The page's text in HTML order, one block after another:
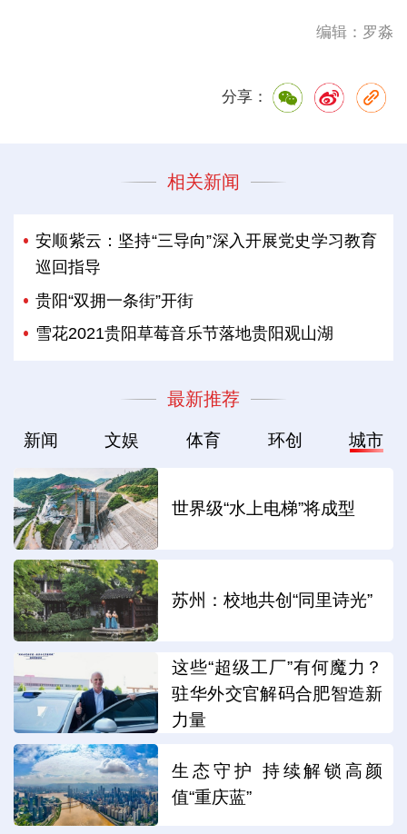
编辑：罗淼
分享：
相关新闻
安顺紫云：坚持“三导向”深入开展党史学习教育
巡回指导
贵阳“双拥一条街”开街
雪花2021贵阳草莓音乐节落地贵阳观山湖
最新推荐
新闻 文娱 体育 环创 城市
世界级“水上电梯”将成型
苏州：校地共创“同里诗光”
这些“超级工厂”有何魔力？
驻华外交官解码合肥智造新
力量
生态守护 持续解锁高颜
值“重庆蓝”